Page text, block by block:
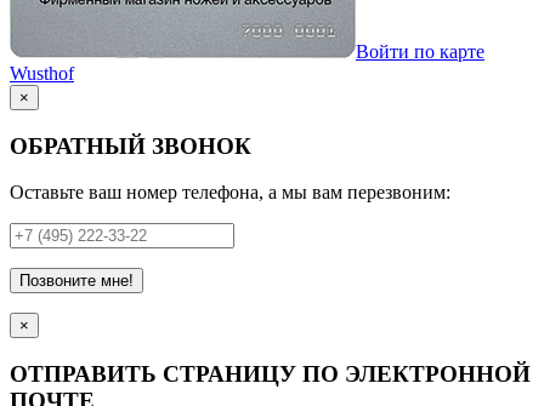
Войти по карте
Wusthof
×
ОБРАТНЫЙ ЗВОНОК
Оставьте ваш номер телефона, а мы вам перезвоним:
Позвоните мне!
×
ОТПРАВИТЬ СТРАНИЦУ ПО ЭЛЕКТРОННОЙ
ПОЧТЕ